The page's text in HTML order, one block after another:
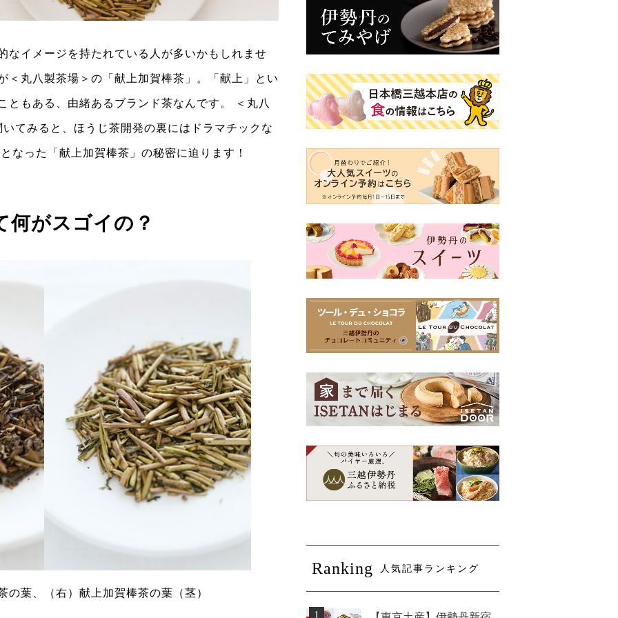
なイメージを持たれている人が多いかもしれませ
＜丸八製茶場＞の「献上加賀棒茶」。「献上」とい
ともある、由緒あるブランド茶なんです。 ＜丸八
てみると、ほうじ茶開発の裏にはドラマチックな
なった「献上加賀棒茶」の秘密に迫ります！
何がスゴイの？
の葉、（右）献上加賀棒茶の葉（茎）
Ranking 人気記事ランキング
1